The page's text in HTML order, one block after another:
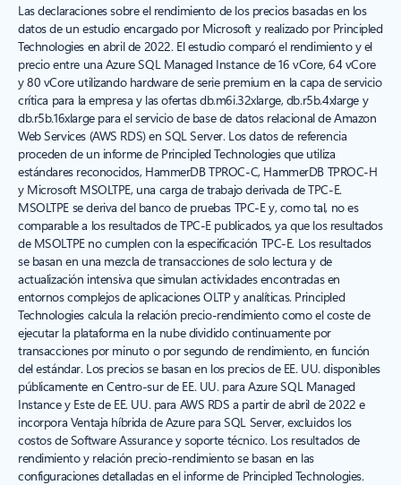
Las declaraciones sobre el rendimiento de los precios basadas en los
datos de un estudio encargado por Microsoft y realizado por Principled
Technologies en abril de 2022. El estudio comparó el rendimiento y el
precio entre una Azure SQL Managed Instance de 16 vCore, 64 vCore
y 80 vCore utilizando hardware de serie premium en la capa de servicio
crítica para la empresa y las ofertas db.m6i.32xlarge, db.r5b.4xlarge y
db.r5b.16xlarge para el servicio de base de datos relacional de Amazon
Web Services (AWS RDS) en SQL Server. Los datos de referencia
proceden de un informe de Principled Technologies que utiliza
estándares reconocidos, HammerDB TPROC-C, HammerDB TPROC-H
y Microsoft MSOLTPE, una carga de trabajo derivada de TPC-E.
MSOLTPE se deriva del banco de pruebas TPC-E y, como tal, no es
comparable a los resultados de TPC-E publicados, ya que los resultados
de MSOLTPE no cumplen con la especificación TPC-E. Los resultados
se basan en una mezcla de transacciones de solo lectura y de
actualización intensiva que simulan actividades encontradas en
entornos complejos de aplicaciones OLTP y analíticas. Principled
Technologies calcula la relación precio-rendimiento como el coste de
ejecutar la plataforma en la nube dividido continuamente por
transacciones por minuto o por segundo de rendimiento, en función
del estándar. Los precios se basan en los precios de EE. UU. disponibles
públicamente en Centro-sur de EE. UU. para Azure SQL Managed
Instance y Este de EE. UU. para AWS RDS a partir de abril de 2022 e
incorpora Ventaja híbrida de Azure para SQL Server, excluidos los
costos de Software Assurance y soporte técnico. Los resultados de
rendimiento y relación precio-rendimiento se basan en las
configuraciones detalladas en el informe de Principled Technologies.